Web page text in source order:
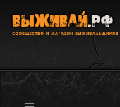
Информация